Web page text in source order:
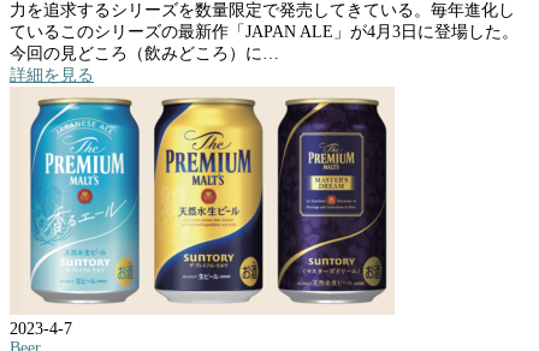
力を追求するシリーズを数量限定で発売してきている。毎年進化し
ているこのシリーズの最新作「JAPAN ALE」が4月3日に登場した。
今回の見どころ（飲みどころ）に…
詳細を見る
2023-4-7